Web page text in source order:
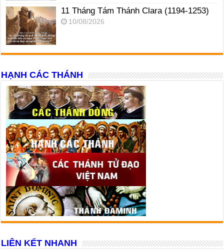
11 Tháng Tám Thánh Clara (1194-1253)
10/08/2026
HẠNH CÁC THÁNH
LIÊN KẾT NHANH